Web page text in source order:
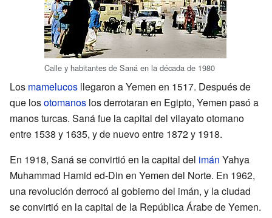
Calle y habitantes de Saná en la década de 1980
Los mamelucos llegaron a Yemen en 1517. Después de
que losotomanos los derrotaran en Egipto, Yemen pasó a
manos turcas. Saná fue la capital del vilayato otomano
entre 1538 y 1635, y de nuevo entre 1872 y 1918.
En 1918, Saná se convirtió en la capital del imán Yahya
Muhammad Hamid ed-Din en Yemen del Norte. En 1962,
una revolución derrocó al gobierno del imán, y la ciudad
se convirtió en la capital de la República Árabe de Yemen.